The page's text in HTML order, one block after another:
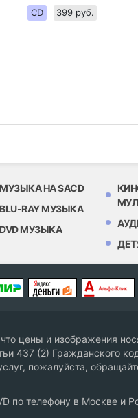
CD 399 руб.
МУЗЫКА НА SACD
BLU-RAY МУЗЫКА
DVD МУЗЫКА
цены и изображения
437 (2) Гражданского
пожалуйста,
по телефону в Москве и